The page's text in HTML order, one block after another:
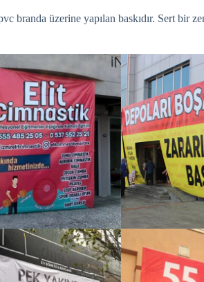
branda üzerine yapılan baskıdır. Sert bir